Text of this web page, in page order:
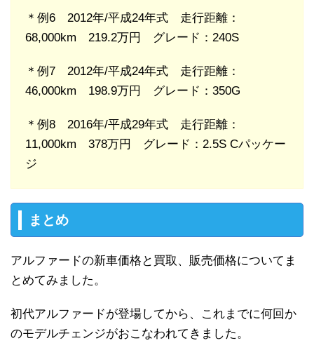
＊例6 2012年/平成24年式 走行距離：
68,000km 219.2万円 グレード：240S
＊例7 2012年/平成24年式 走行距離：
46,000km 198.9万円 グレード：350G
＊例8 2016年/平成29年式 走行距離：
11,000km 378万円 グレード：2.5S Cパッケー
ジ
まとめ
アルファードの新車価格と買取、販売価格についてま
とめてみました。
初代アルファードが登場してから、これまでに何回か
のモデルチェンジがおこなわれてきました。